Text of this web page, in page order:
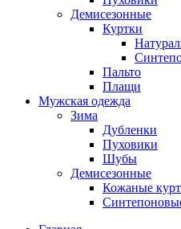
Демисезонные
Куртки
Пальто
Плащи
Мужская одежда
Зима
Дубленки
Пуховики
Шубы
Демисезонные
Кожаные